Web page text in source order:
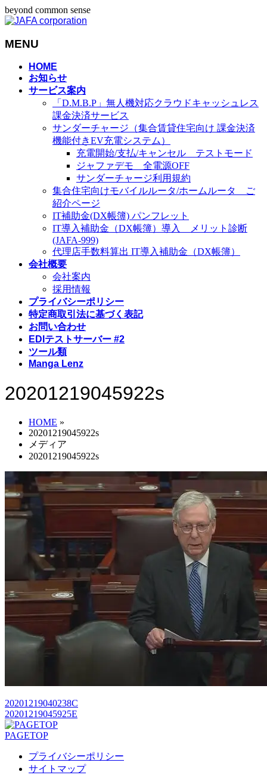
beyond common sense
MENU
HOME
お知らせ
サービス案内
「D.M.B.P」無人機対応クラウドキャッシュレス
課金決済サービス
サンダーチャージ（集合賃貸住宅向け 課金決済
機能付きEV充電システム）
充電開始/支払/キャンセル テストモード
ジャファデモ 全電源OFF
サンダーチャージ利用規約
集合住宅向けモバイルルータ/ホームルータ ご
紹介ページ
IT補助金(DX帳簿) パンフレット
IT導入補助金（DX帳簿）導入 メリット診断
(JAFA-999)
代理店手数料算出 IT導入補助金（DX帳簿）
会社概要
会社案内
採用情報
プライバシーポリシー
特定商取引法に基づく表記
お問い合わせ
EDIテストサーバー #2
ツール類
Manga Lenz
20201219045922s
HOME »
20201219045922s
メディア
20201219045922s
20201219040238C
20201219045925E
PAGETOP
プライバシーポリシー
サイトマップ